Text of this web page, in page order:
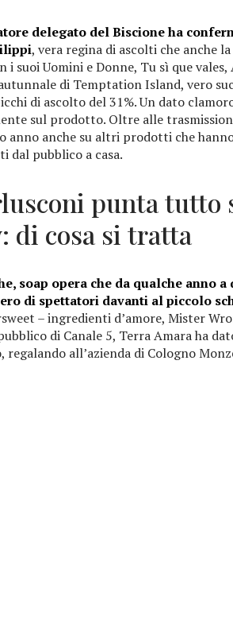
delegato del Biscione ha
, vera regina di ascolti che anche
suoi Uomini e Donne, Tu sì que vales,
di Temptation Island, vero
di ascolto del 31%. Un dato
sul prodotto. Oltre alle
anno anche su altri prodotti che
dal pubblico a casa.
punta tutto
di cosa si tratta
soap opera che da qualche anno
di spettatori davanti al piccolo
– ingredienti d’amore, Mister
di Canale 5, Terra Amara ha
all’azienda di Cologno